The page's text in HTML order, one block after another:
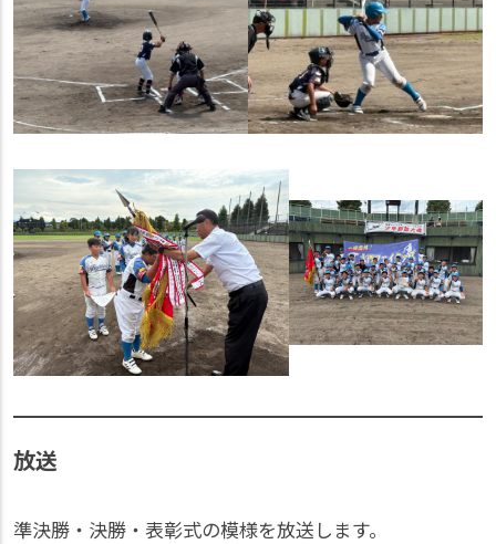
放送
準決勝・決勝・表彰式の模様を放送します。